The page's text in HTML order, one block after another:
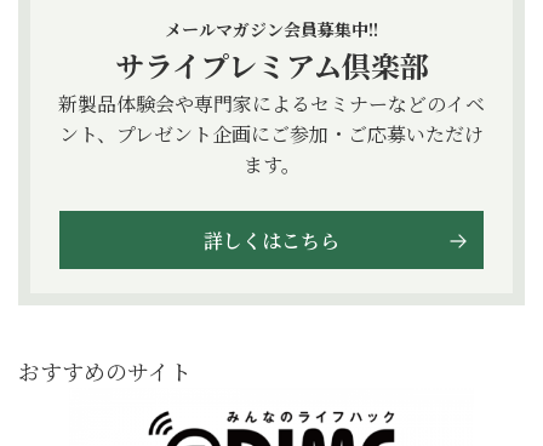
メールマガジン会員募集中!!
サライプレミアム倶楽部
新製品体験会や専門家によるセミナーなどのイベ
ント、プレゼント企画にご参加・ご応募いただけ
ます。
詳しくはこちら
おすすめのサイト